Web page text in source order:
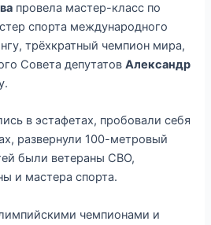
провела мастер-класс по
спорта международного
трёхкратный чемпион мира,
Совета депутатовАлександр
в эстафетах, пробовали себя
развернули 100-метровый
были ветераны СВО,
и мастера спорта.
чемпионами и